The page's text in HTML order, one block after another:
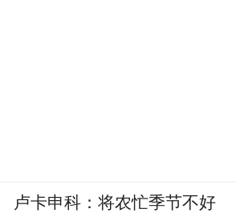
卢卡申科：将农忙季节不好